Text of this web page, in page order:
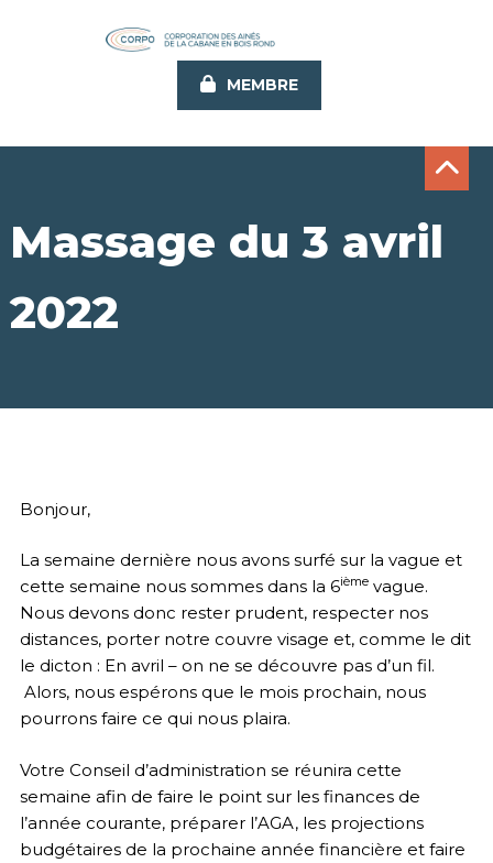
MEMBRE
Massage du 3 avril
2022
Bonjour,
La semaine dernière nous avons surfé sur la vague et
cette semaine nous sommes dans la 6ièmevague.
Nous devons donc rester prudent, respecter nos
distances, porter notre couvre visage et, comme le dit
le dicton : En avril – on ne se découvre pas d’un fil.
Alors, nous espérons que le mois prochain, nous
pourrons faire ce qui nous plaira.
Votre Conseil d’administration se réunira cette
semaine afin de faire le point sur les finances de
l’année courante, préparer l’AGA, les projections
budgétaires de la prochaine année financière et faire